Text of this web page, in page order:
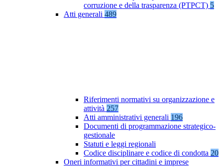
corruzione e della trasparenza (PTPCT) 5
Atti generali 489
Riferimenti normativi su organizzazione e
attività 257
Atti amministrativi generali 196
Documenti di programmazione strategico-
gestionale
Statuti e leggi regionali
Codice disciplinare e codice di condotta 20
Oneri informativi per cittadini e imprese